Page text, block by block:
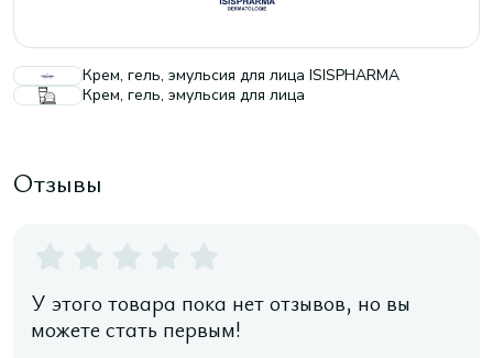
Крем, гель, эмульсия для лица ISISPHARMA
Крем, гель, эмульсия для лица
Отзывы
У этого товара пока нет отзывов, но вы
можете стать первым!